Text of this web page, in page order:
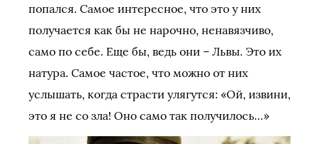
попался. Самое интересное, что это у них
получается как бы не нарочно, ненавязчиво,
само по себе. Еще бы, ведь они – Львы. Это их
натура. Самое частое, что можно от них
услышать, когда страсти улягутся: «Ой, извини,
это я не со зла! Оно само так получилось…»